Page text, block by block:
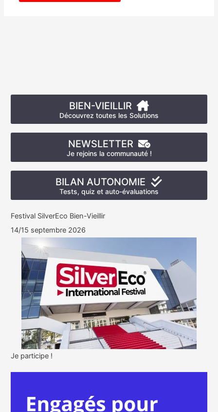
BIEN-VIEILLIR
Découvrez toutes les Solutions
NEWSLETTER
Je rejoins la communauté !
BILAN AUTONOMIE
Tests, quiz et auto-évaluations
Festival SilverEco Bien-Vieillir
14/15 septembre 2026
Je participe !